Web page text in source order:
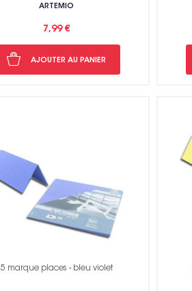
ARTEMIO
7,99 €
AJOUTER AU PANIER
5 marque places - bleu violet